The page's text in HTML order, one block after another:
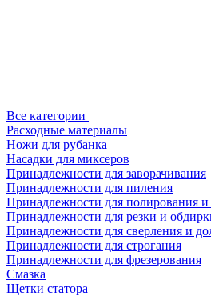
Все категории
Расходные материалы
Ножи для рубанка
Насадки для миксеров
Принадлежности для заворачивания
Принадлежности для пиления
Принадлежности для полирования
Принадлежности для резки и
Принадлежности для сверления и
Принадлежности для строгания
Принадлежности для фрезерования
Смазка
Щетки статора